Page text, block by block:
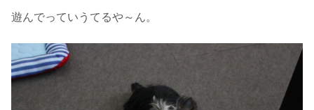
遊んでっていうてるや～ん。